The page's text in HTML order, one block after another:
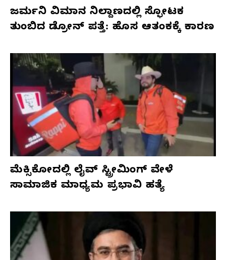
ಜರ್ಮನಿ ವಿಮಾನ ನಿಲ್ದಾಣದಲ್ಲಿ ಸ್ಫೋಟಕ
ತುಂಬಿದ ಡ್ರೋನ್ ಪತ್ತೆ: ಹೊಸ ಆತಂಕಕ್ಕೆ ಕಾರಣ
ಮೆಕ್ಸಿಕೋದಲ್ಲಿ ಲೈವ್ ಸ್ಟ್ರೀಮಿಂಗ್ ವೇಳೆ
ಸಾಮಾಜಿಕ ಮಾಧ್ಯಮ ಪ್ರಭಾವಿ ಹತ್ಯೆ